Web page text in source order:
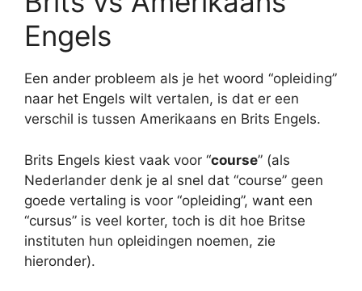
Engels
Een ander probleem als je het woord “opleiding”
naar het Engels wilt vertalen, is dat er een
verschil is tussen Amerikaans en Brits Engels.
Brits Engels kiest vaak voor “course” (als
Nederlander denk je al snel dat “course” geen
goede vertaling is voor “opleiding”, want een
“cursus” is veel korter, toch is dit hoe Britse
instituten hun opleidingen noemen, zie
hieronder).